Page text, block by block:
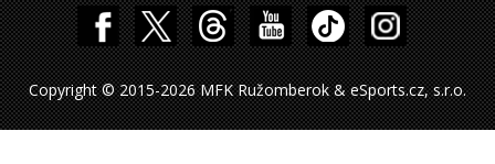
Copyright © 2015-2026 MFK Ružomberok & eSports.cz, s.r.o.